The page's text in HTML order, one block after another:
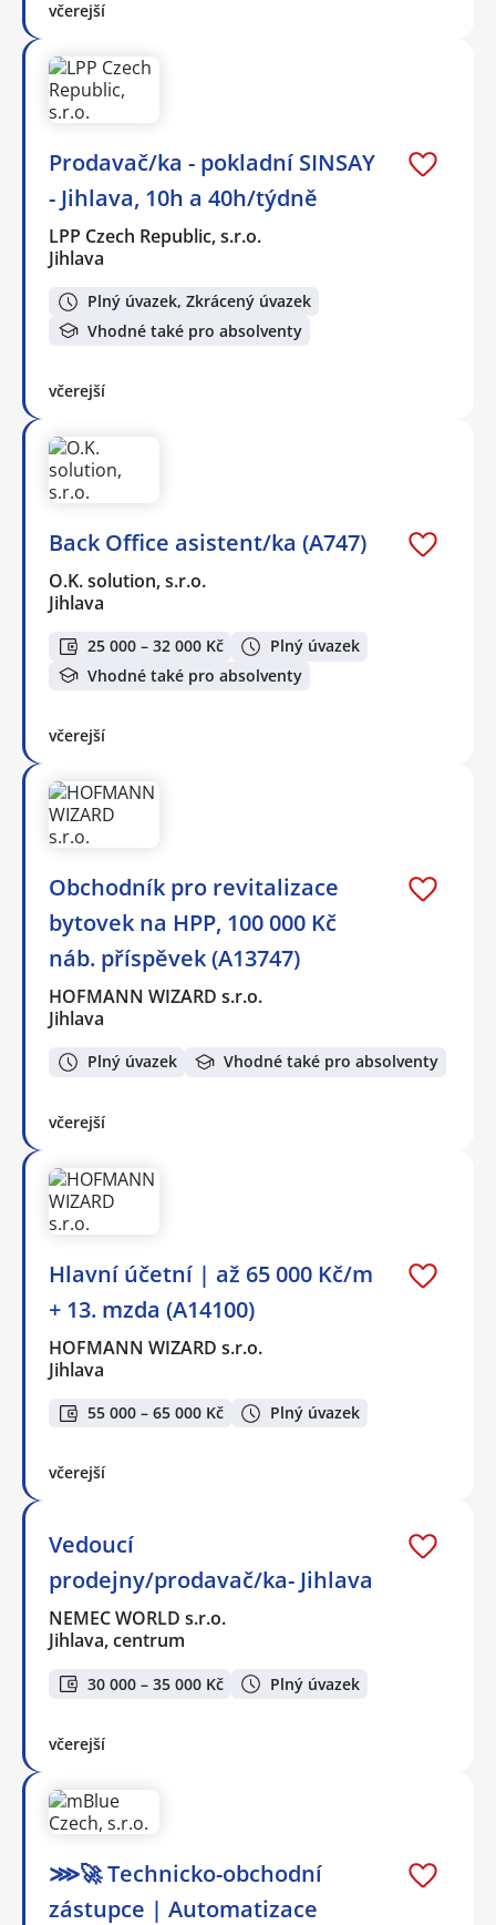
včerejší
Prodavač/ka - pokladní SINSAY
- Jihlava, 10h a 40h/týdně
LPP Czech Republic, s.r.o.
Jihlava
Plný úvazek, Zkrácený úvazek
Vhodné také pro absolventy
včerejší
Back Office asistent/ka (A747)
O.K. solution, s.r.o.
Jihlava
25 000 – 32 000 Kč
Plný úvazek
Vhodné také pro absolventy
včerejší
Obchodník pro revitalizace
bytovek na HPP, 100 000 Kč
náb. příspěvek (A13747)
HOFMANN WIZARD s.r.o.
Jihlava
Plný úvazek Vhodné také pro absolventy
včerejší
Hlavní účetní | až 65 000 Kč/m
+ 13. mzda (A14100)
HOFMANN WIZARD s.r.o.
Jihlava
55 000 – 65 000 Kč Plný úvazek
včerejší
Vedoucí
prodejny/prodavač/ka- Jihlava
NEMEC WORLD s.r.o.
Jihlava, centrum
30 000 – 35 000 Kč Plný úvazek
včerejší
⋙🚀 Technicko-obchodní
zástupce | Automatizace